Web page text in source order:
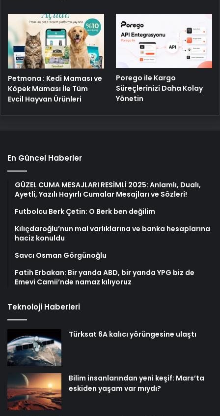
Petmona : Kedi Maması ve
Köpek Maması İle Tüm
Evcil Hayvan Ürünleri
Porego ile Kargo
Süreçlerinizi Daha Kolay
Yönetin
En Güncel Haberler
GÜZEL CUMA MESAJLARI RESİMLİ 2025: Anlamlı, Dualı,
Ayetli, Yazılı Hayırlı Cumalar Mesajları ve Sözleri!
Futbolcu Berk Çetin: O Berk ben değilim
Kılıçdaroğlu’nun mal varlıklarına ve banka hesaplarına
haciz konuldu
Savcı Osman Görgünoğlu
Fatih Erbakan: Bir yanda ABD, bir yanda YPG biz de
Emevi Camii’nde namaz kılıyoruz
Teknoloji Haberleri
Türksat 6A kalıcı yörüngesine ulaştı
Bilim insanlarından yeni keşif: Mars’ta
eskiden yaşam var mıydı?